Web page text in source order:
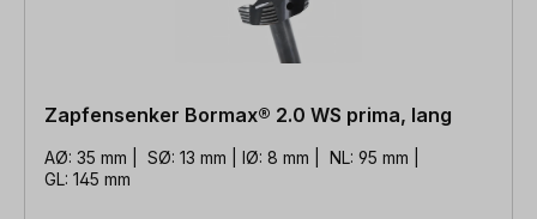
Zapfensenker Bormax® 2.0 WS prima, lang
AØ: 35 mm | SØ: 13 mm | IØ: 8 mm | NL: 95 mm |
GL: 145 mm